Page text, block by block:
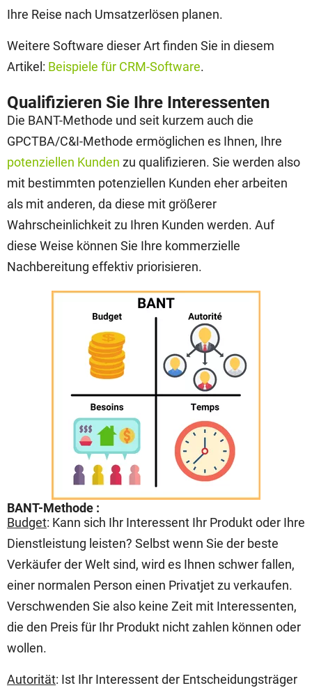
Ihre Reise nach Umsatzerlösen planen.
Weitere Software dieser Art finden Sie in diesem
Artikel: Beispiele für CRM-Software.
Qualifizieren Sie Ihre Interessenten
Die BANT-Methode und seit kurzem auch die
GPCTBA/C&I-Methode ermöglichen es Ihnen, Ihre
potenziellen Kunden zu qualifizieren. Sie werden also
mit bestimmten potenziellen Kunden eher arbeiten
als mit anderen, da diese mit größerer
Wahrscheinlichkeit zu Ihren Kunden werden. Auf
diese Weise können Sie Ihre kommerzielle
Nachbereitung effektiv priorisieren.
BANT-Methode :
Budget: Kann sich Ihr Interessent Ihr Produkt oder Ihre
Dienstleistung leisten? Selbst wenn Sie der beste
Verkäufer der Welt sind, wird es Ihnen schwer fallen,
einer normalen Person einen Privatjet zu verkaufen.
Verschwenden Sie also keine Zeit mit Interessenten,
die den Preis für Ihr Produkt nicht zahlen können oder
wollen.
Autorität: Ist Ihr Interessent der Entscheidungsträger